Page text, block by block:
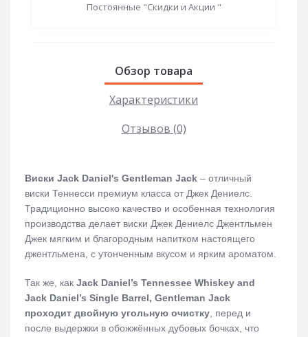
Постоянные "Скидки и Акции "
Обзор товара
Характеристики
Отзывов (0)
Виски Jack Daniel's Gentleman Jack– отличный
виски Теннесси премиум класса от Джек Дениелс.
Традиционно высоко качество и особенная технология
производства делает виски Джек Дениелс Джентльмен
Джек мягким и благородным напитком настоящего
джентльмена, с утонченным вкусом и ярким ароматом.
Так же, как Jack Daniel’s Tennessee Whiskey and
Jack Daniel’s Single Barrel, Gentleman Jack
проходит двойную угольную очистку, перед и
после выдержки в обожжённых дубовых бочках, что